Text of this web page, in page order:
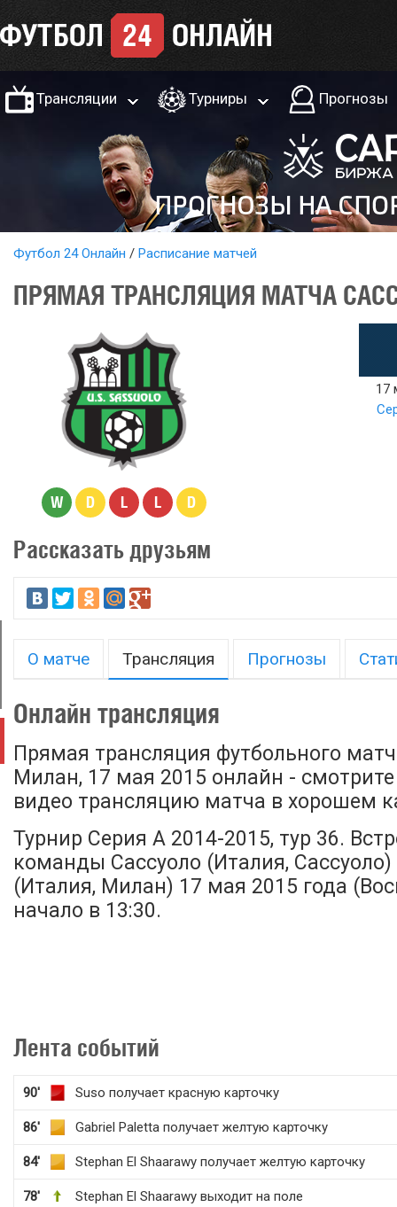
Трансляции Турниры Прогнозы
Футбол 24 Онлайн Расписание матчей
ПРЯМАЯ ТРАНСЛЯЦИЯ МАТЧА
W D L L D
17
Рассказать друзьям
О матче Трансляция Прогнозы
Онлайн трансляция
Прямая трансляция футбольного
Милан, 17 мая 2015 онлайн -
видео трансляцию матча в хорошем
Турнир Серия А 2014-2015, тур 36.
команды Сассуоло (Италия,
(Италия, Милан) 17 мая 2015 года
начало в 13:30.
Лента событий
90' Suso получает красную карточку
86' Gabriel Paletta получает желтую карточку
84' Stephan El Shaarawy получает желтую карточку
78' Stephan El Shaarawy выходит на поле